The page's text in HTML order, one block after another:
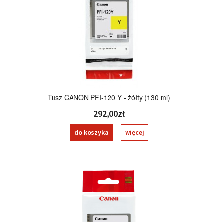
Tusz CANON PFI-120 Y - żółty (130 ml)
292,00zł
do koszyka więcej